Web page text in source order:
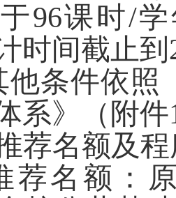
96课时/学
时间截止到
他条件依照
系》（附件
荐名额及
荐名额：